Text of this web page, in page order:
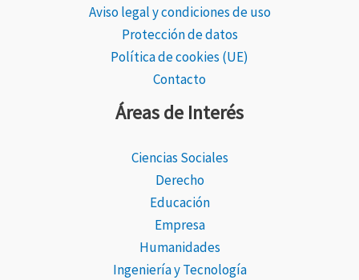
Aviso legal y condiciones de uso
Protección de datos
Política de cookies (UE)
Contacto
Áreas de Interés
Ciencias Sociales
Derecho
Educación
Empresa
Humanidades
Ingeniería y Tecnología